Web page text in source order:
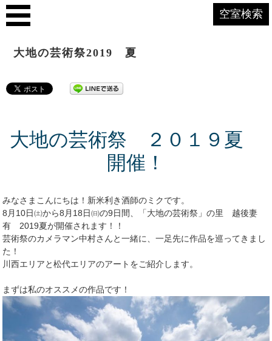
空室検索
大地の芸術祭2019 夏
大地の芸術祭 ２０１９夏
開催！
みなさまこんにちは！新米利き酒師のミクです。
8月10日㈯から8月18日㈰の9日間、「大地の芸術祭」の里 越後妻
有 2019夏が開催されます！！
芸術祭のカメラマン中村さんと一緒に、一足先に作品を巡ってきまし
た！
川西エリアと松代エリアのアートをご紹介します。
まずは私のオススメの作品です！